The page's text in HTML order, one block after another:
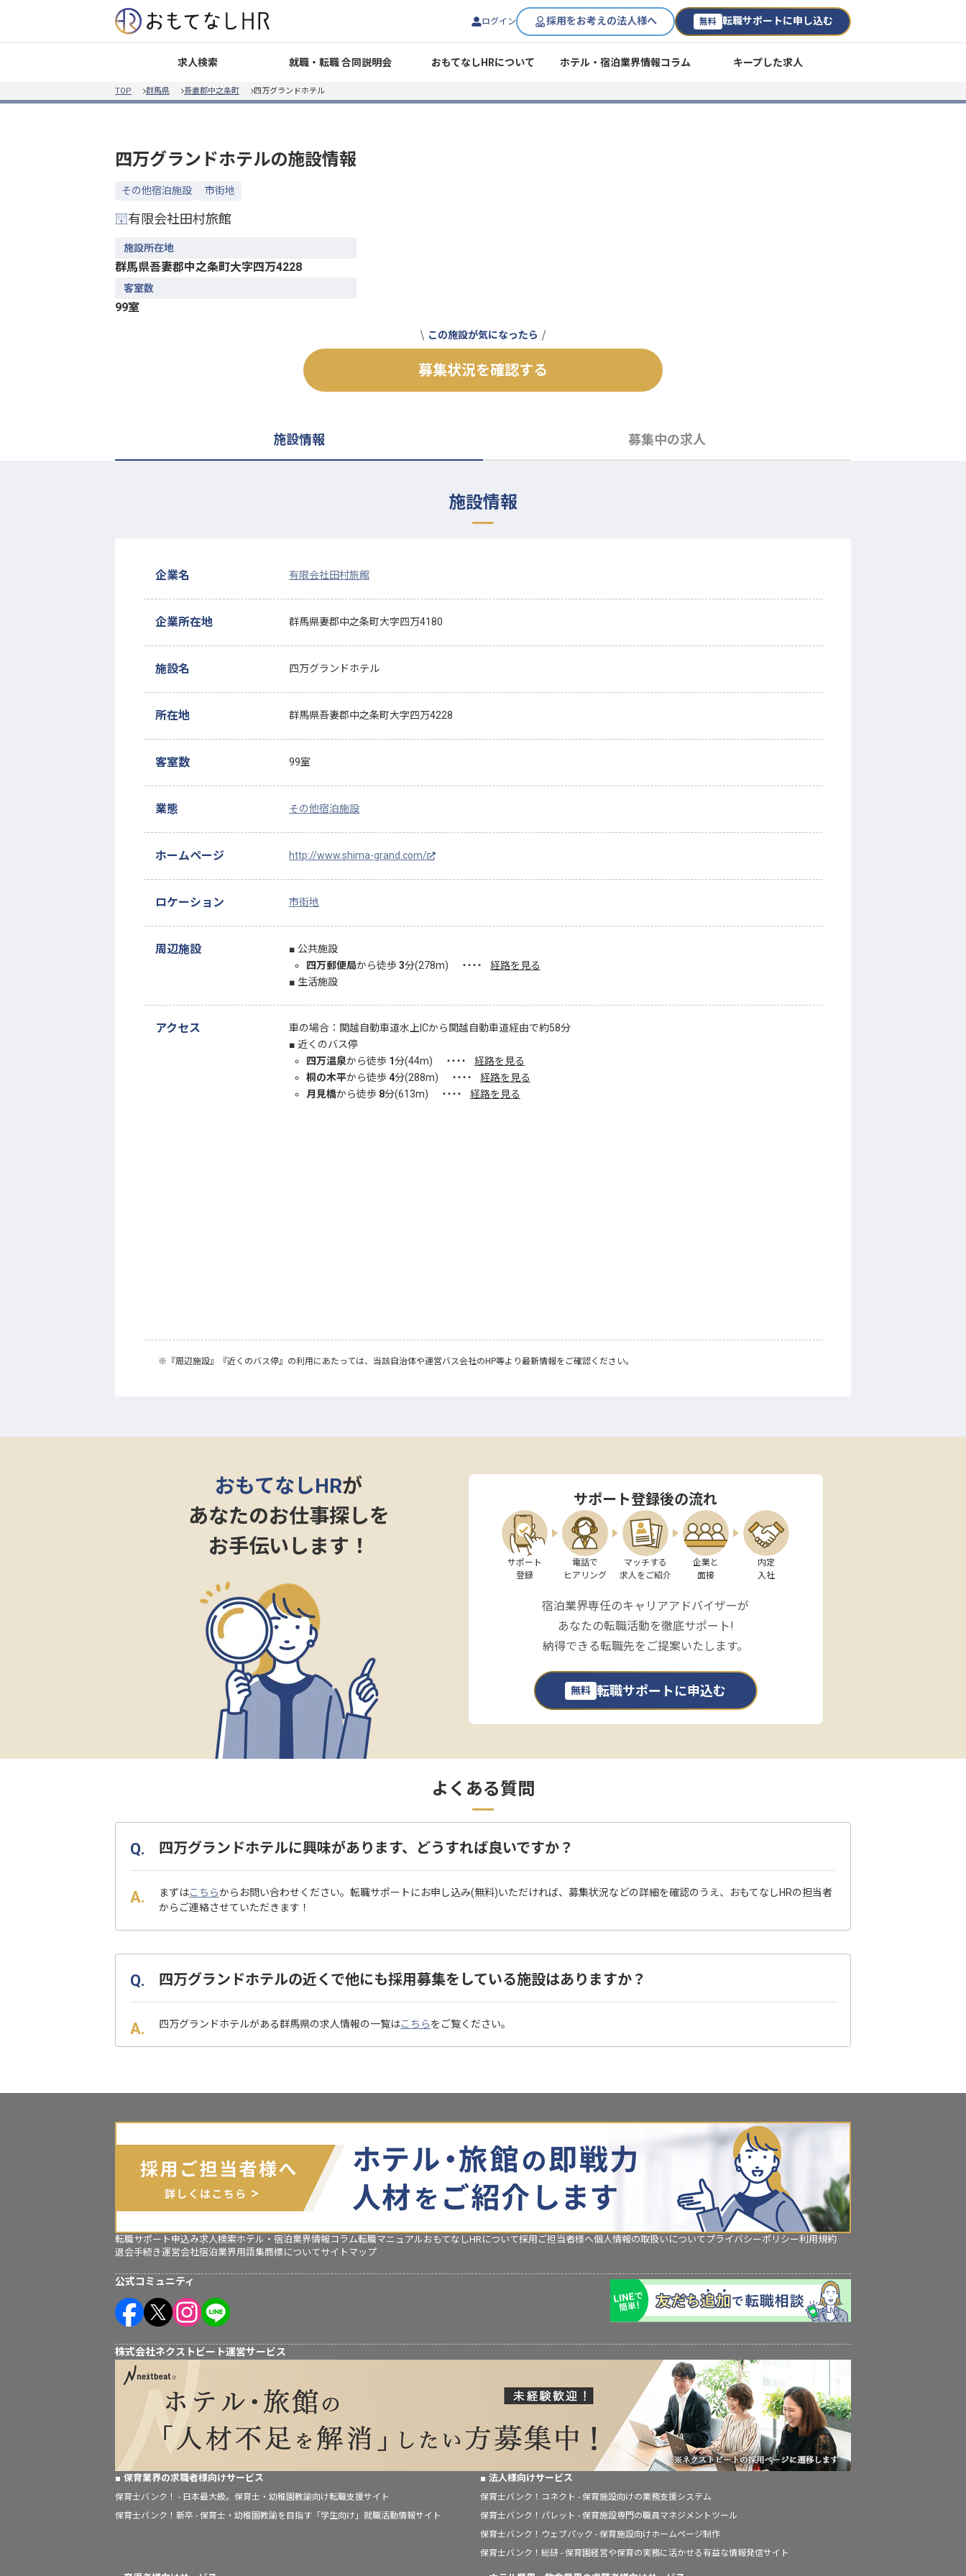
ログイン 採用をお考えの法人様へ 無料 転職サポートに申し込む
求人検索 就職・転職 合同説明会 おもてなしHRについて ホテル・宿泊業界情報コラム キープした求人
TOP 群馬県 吾妻郡中之条町 四万グランドホテル
四万グランドホテルの施設情報
その他宿泊施設 市街地
有限会社田村旅館
施設所在地
群馬県吾妻郡中之条町大字四万4228
客室数
99室
この施設が気になったら
募集状況を確認する
施設情報 募集中の求人
施設情報
企業名 有限会社田村旅館
企業所在地 群馬県妻郡中之条町大字四万4180
施設名 四万グランドホテル
所在地 群馬県吾妻郡中之条町大字四万4228
客室数 99室
業態 その他宿泊施設
ホームページ http://www.shima-grand.com/
ロケーション 市街地
周辺施設
公共施設
四万郵便局から徒歩3分(278m) ・・・・
経路を見る
生活施設
アクセス
車の場合：関越自動車道水上ICから関越自動車道経由で約58分
近くのバス停
四万温泉から徒歩 1分(44m) ・・・・
経路を見る
桐の木平から徒歩4分(288m) ・・・・
経路を見る
月見橋から徒歩 8分(613m) ・・・・ 経路を見る
※ 『周辺施設』 『近くのバス停』 の利用にあたっては、当該自治体や運営バス会社のHP等より最新情報をご確認ください。
おもてなしHRが
あなたのお仕事探しを
お手伝いします！
サポート登録後の流れ
サポート
登録
電話で
ヒアリング
マッチする
求人をご紹介
企業と
面接
内定
入社
宿泊業界専任のキャリアアドバイザーが
あなたの転職活動を徹底サポート!
納得できる転職先をご提案いたします。
無料 転職サポートに申込む
よくある質問
四万グランドホテルに興味があります、どうすれば良いですか？
まずはこちらからお問い合わせください。転職サポートにお申し込み(無料)いただければ、募集状況などの詳細を確認のうえ、おもてなしHRの担当者
からご連絡させていただきます！
四万グランドホテルの近くで他にも採用募集をしている施設はありますか？
四万グランドホテルがある群馬県の求人情報の一覧はこちらをご覧ください。
転職サポート申込み求人検索ホテル・宿泊業界情報コラム転職マニュアルおもてなしHRについて採用ご担当者様へ個人情報の取扱いについてプライバシーポリシー利用規約
退会手続き運営会社宿泊業界用語集商標についてサイトマップ
公式コミュニティ
株式会社ネクストビート運営サービス
保育業界の求職者様向けサービス
保育士バンク！ - 日本最大級。保育士・幼稚園教諭向け転職支援サイト
保育士バンク！新卒 - 保育士・幼稚園教諭を目指す「学生向け」就職活動情報サイト
法人様向けサービス
保育士バンク！コネクト - 保育施設向けの業務支援システム
保育士バンク！パレット - 保育施設専門の職員マネジメントツール
保育士バンク！ウェブパック - 保育施設向けホームページ制作
保育士バンク！総研 - 保育園経営や保育の実務に活かせる有益な情報発信サイト